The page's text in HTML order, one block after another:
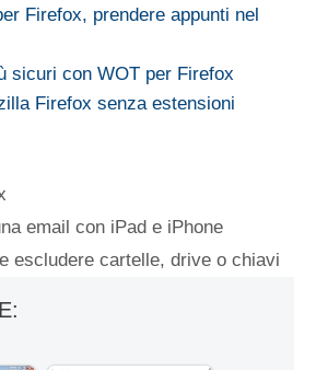
Firefox, prendere appunti nel
sicuri con WOT per Firefox
Firefox senza estensioni
email con iPad e iPhone
escludere cartelle, drive o chiavi